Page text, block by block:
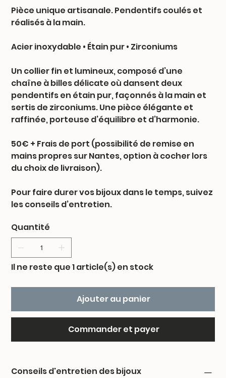
Pièce unique artisanale. Pendentifs coulés et
réalisés à la main.
Acier inoxydable • Étain pur • Zirconiums
Un collier fin et lumineux, composé d’une
chaîne à billes délicate où dansent deux
pendentifs en étain pur, façonnés à la main et
sertis de zirconiums. Une pièce élégante et
raffinée, porteuse d’équilibre et d’harmonie.
50€ + Frais de port (possibilité de remise en
mains propres sur Nantes, option à cocher lors
du choix de livraison).
Pour faire durer vos bijoux dans le temps, suivez
les conseils d’entretien.
Quantité
Il ne reste que 1 article(s) en stock
Ajouter au panier
Commander et payer
Conseils d'entretien des bijoux